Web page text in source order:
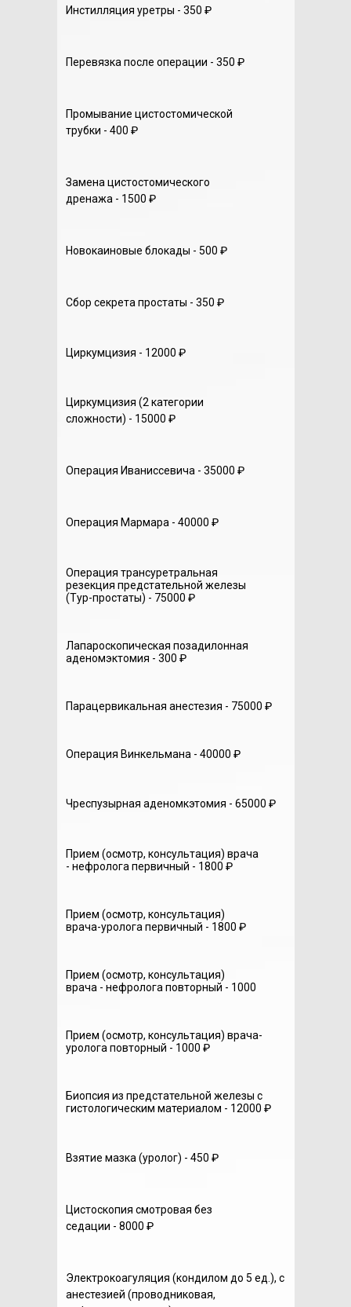
Сбор секрета простаты - 350 ₽
Циркумцизия (2 категории
сложности) - 15000 ₽
Операция Мармара - 40000 ₽
Чреспузырная аденомкэтомия - 65000 ₽
Прием (осмотр, консультация)
врача - нефролога повторный - 1000
Биопсия из предстательной железы с
гистологическим материалом - 12000 ₽
Взятие мазка (уролог) - 450 ₽
Электрокоагуляция (кондилом до 5 ед.), с
анестезией (проводниковая,
Цистоскопия смотровая без
седации - 8000 ₽
Прием (осмотр, консультация) врача-
уролога повторный - 1000 ₽
Прием (осмотр, консультация)
врача-уролога первичный - 1800 ₽
Прием (осмотр, консультация) врача
- нефролога первичный - 1800 ₽
Операция Винкельмана - 40000 ₽
Парацервикальная анестезия - 75000 ₽
Лапароскопическая позадилонная
аденомэктомия - 300 ₽
Операция Иваниссевича - 35000 ₽
Операция трансуретральная
резекция предстательной железы
(Тур-простаты) - 75000 ₽
Циркумцизия - 12000 ₽
Новокаиновые блокады - 500 ₽
Замена цистостомического
дренажа - 1500 ₽
Промывание цистостомической
трубки - 400 ₽
Перевязка после операции - 350 ₽
Инстилляция уретры - 350 ₽